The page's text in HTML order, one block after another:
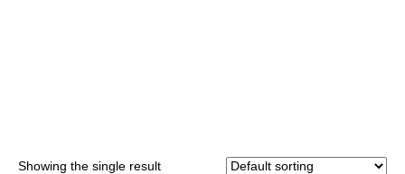
Showing the single result